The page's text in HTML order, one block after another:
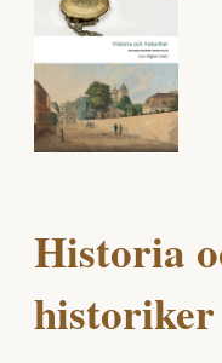
Historia
historiker